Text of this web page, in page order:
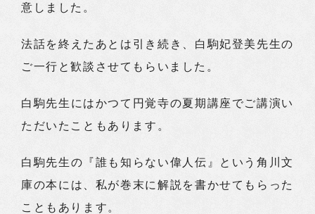
意しました。
法話を終えたあとは引き続き、白駒妃登美先生の
ご一行と歓談させてもらいました。
白駒先生にはかつて円覚寺の夏期講座でご講演い
ただいたこともあります。
白駒先生の『誰も知らない偉人伝』という角川文
庫の本には、私が巻末に解説を書かせてもらった
こともあります。